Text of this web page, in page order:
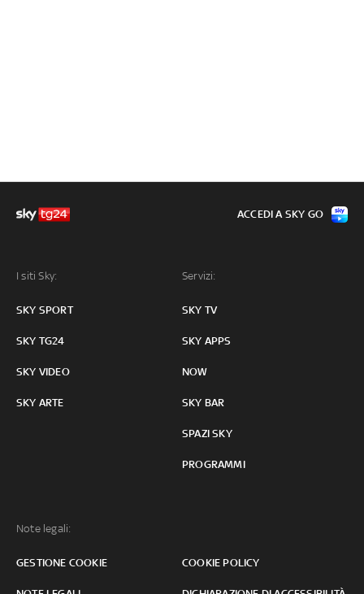
I siti Sky:
SKY SPORT
SKY TG24
SKY VIDEO
SKY ARTE
Servizi:
SKY TV
SKY APPS
NOW
SKY BAR
SPAZI SKY
PROGRAMMI
Note legali:
GESTIONE COOKIE COOKIE POLICY
ACCEDI A SKY GO